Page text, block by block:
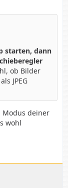
starten, dann
ob Bilder
JPEG
Modus deiner
wohl